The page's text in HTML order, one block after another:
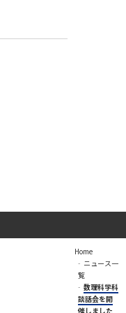
Home
ニュース一
覧
数理科学科
談話会を開
催しました